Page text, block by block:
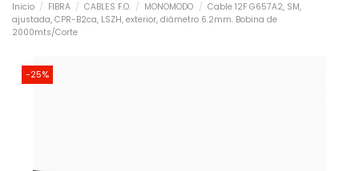
Inicio FIBRA CABLES F.O. MONOMODO
Cable 12F G657A2, SM,
ajustada, CPR-B2ca, LSZH, exterior, diámetro 6.2mm. Bobina de
2000mts/Corte
-25%